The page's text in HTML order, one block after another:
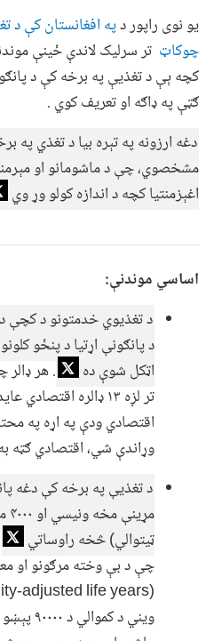
یو نوی راپور دپه افغانستان کې د
چوکاټ تر سرلیک لاندې ځینې
کچه ېې د تغذیې په برخه کې د
ګټې په ډاګه او تعریف کوي .
دغه ارزونه په تېره بیا د تغذي په
مشخصوي، چې د ماشومانو او
اغېزمنتیا کچه د اندازه کولو وړ وي
اساسي موندنې:
د تغذیوي خدمتونو د کچې د
اټکل شوې ده
. هر
تر لږه ۱۳ ډالره
اقتصادي ودې په اړه په
وړاندې شي، اقتصادي ګټه
ټيتوالي) څخه راوساتي
چې د بې وخته مرګونو او